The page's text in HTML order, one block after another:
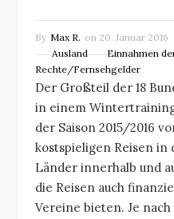
By Max R. on 20. Januar 2016
Ausland
Einnahmen
Rechte/Fernsehgelder
Der Großteil der 18
in einem
der Saison 2015/2016
kostspieligen Reisen in
Länder innerhalb und
die Reisen auch
Vereine bieten. Je